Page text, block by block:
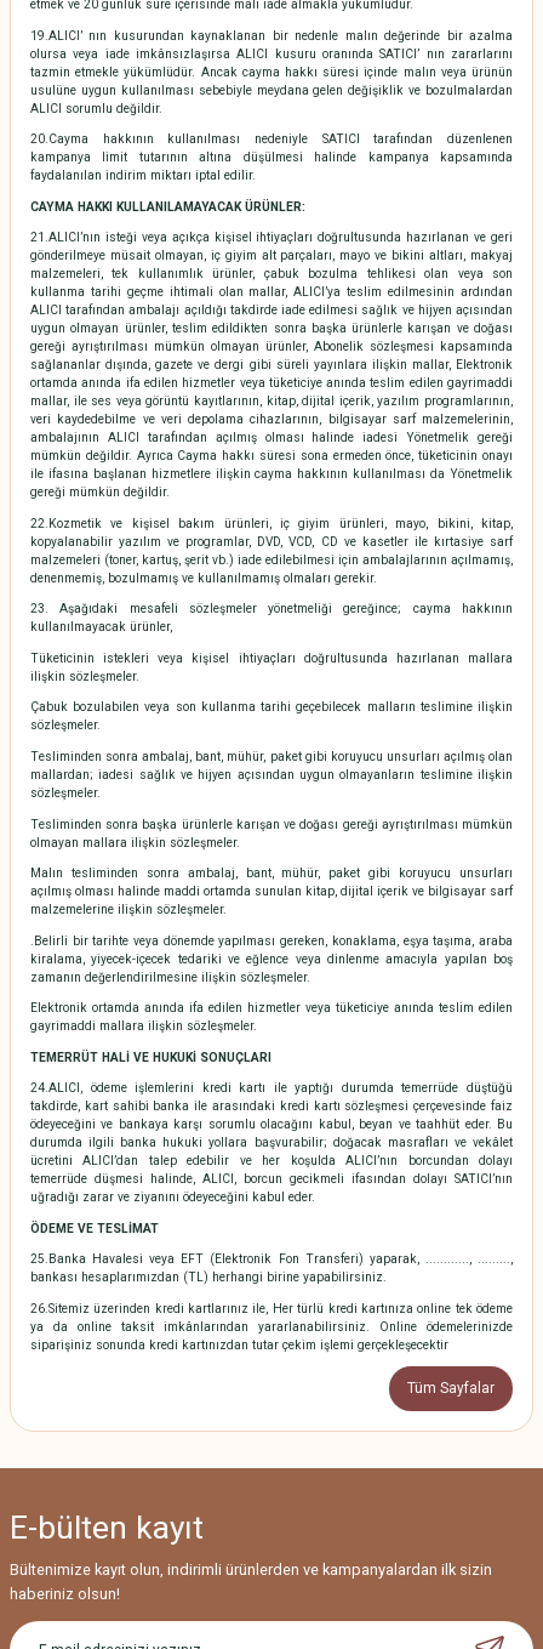
etmek ve 20 günlük süre içerisinde malı iade almakla yükümlüdür.
19.ALICI’ nın kusurundan kaynaklanan bir nedenle malın değerinde bir azalma
olursa veya iade imkânsızlaşırsa ALICI kusuru oranında SATICI’ nın zararlarını
tazmin etmekle yükümlüdür. Ancak cayma hakkı süresi içinde malın veya ürünün
usulüne uygun kullanılması sebebiyle meydana gelen değişiklik ve bozulmalardan
ALICI sorumlu değildir.
20.Cayma hakkının kullanılması nedeniyle SATICI tarafından düzenlenen
kampanya limit tutarının altına düşülmesi halinde kampanya kapsamında
faydalanılan indirim miktarı iptal edilir.
CAYMA HAKKI KULLANILAMAYACAK ÜRÜNLER:
21.ALICI’nın isteği veya açıkça kişisel ihtiyaçları doğrultusunda hazırlanan ve geri
gönderilmeye müsait olmayan, iç giyim alt parçaları, mayo ve bikini altları, makyaj
malzemeleri, tek kullanımlık ürünler, çabuk bozulma tehlikesi olan veya son
kullanma tarihi geçme ihtimali olan mallar, ALICI’ya teslim edilmesinin ardından
ALICI tarafından ambalajı açıldığı takdirde iade edilmesi sağlık ve hijyen açısından
uygun olmayan ürünler, teslim edildikten sonra başka ürünlerle karışan ve doğası
gereği ayrıştırılması mümkün olmayan ürünler, Abonelik sözleşmesi kapsamında
sağlananlar dışında, gazete ve dergi gibi süreli yayınlara ilişkin mallar, Elektronik
ortamda anında ifa edilen hizmetler veya tüketiciye anında teslim edilen gayrimaddi
mallar, ile ses veya görüntü kayıtlarının, kitap, dijital içerik, yazılım programlarının,
veri kaydedebilme ve veri depolama cihazlarının, bilgisayar sarf malzemelerinin,
ambalajının ALICI tarafından açılmış olması halinde iadesi Yönetmelik gereği
mümkün değildir. Ayrıca Cayma hakkı süresi sona ermeden önce, tüketicinin onayı
ile ifasına başlanan hizmetlere ilişkin cayma hakkının kullanılması da Yönetmelik
gereği mümkün değildir.
22.Kozmetik ve kişisel bakım ürünleri, iç giyim ürünleri, mayo, bikini, kitap,
kopyalanabilir yazılım ve programlar, DVD, VCD, CD ve kasetler ile kırtasiye sarf
malzemeleri (toner, kartuş, şerit vb.) iade edilebilmesi için ambalajlarının açılmamış,
denenmemiş, bozulmamış ve kullanılmamış olmaları gerekir.
23. Aşağıdaki mesafeli sözleşmeler yönetmeliği gereğince; cayma hakkının
kullanılmayacak ürünler,
Tüketicinin istekleri veya kişisel ihtiyaçları doğrultusunda hazırlanan mallara
ilişkin sözleşmeler.
Çabuk bozulabilen veya son kullanma tarihi geçebilecek malların teslimine ilişkin
sözleşmeler.
Tesliminden sonra ambalaj, bant, mühür, paket gibi koruyucu unsurları açılmış olan
mallardan; iadesi sağlık ve hijyen açısından uygun olmayanların teslimine ilişkin
sözleşmeler.
Tesliminden sonra başka ürünlerle karışan ve doğası gereği ayrıştırılması mümkün
olmayan mallara ilişkin sözleşmeler.
Malın tesliminden sonra ambalaj, bant, mühür, paket gibi koruyucu unsurları
açılmış olması halinde maddi ortamda sunulan kitap, dijital içerik ve bilgisayar sarf
malzemelerine ilişkin sözleşmeler.
.Belirli bir tarihte veya dönemde yapılması gereken, konaklama, eşya taşıma, araba
kiralama, yiyecek-içecek tedariki ve eğlence veya dinlenme amacıyla yapılan boş
zamanın değerlendirilmesine ilişkin sözleşmeler.
Elektronik ortamda anında ifa edilen hizmetler veya tüketiciye anında teslim edilen
gayrimaddi mallara ilişkin sözleşmeler.
TEMERRÜT HALİ VE HUKUKİ SONUÇLARI
24.ALICI, ödeme işlemlerini kredi kartı ile yaptığı durumda temerrüde düştüğü
takdirde, kart sahibi banka ile arasındaki kredi kartı sözleşmesi çerçevesinde faiz
ödeyeceğini ve bankaya karşı sorumlu olacağını kabul, beyan ve taahhüt eder. Bu
durumda ilgili banka hukuki yollara başvurabilir; doğacak masrafları ve vekâlet
ücretini ALICI’dan talep edebilir ve her koşulda ALICI’nın borcundan dolayı
temerrüde düşmesi halinde, ALICI, borcun gecikmeli ifasından dolayı SATICI’nın
uğradığı zarar ve ziyanını ödeyeceğini kabul eder.
ÖDEME VE TESLİMAT
25.Banka Havalesi veya EFT (Elektronik Fon Transferi) yaparak, ............, .........,
bankası hesaplarımızdan (TL) herhangi birine yapabilirsiniz.
26.Sitemiz üzerinden kredi kartlarınız ile, Her türlü kredi kartınıza online tek ödeme
ya da online taksit imkânlarından yararlanabilirsiniz. Online ödemelerinizde
siparişiniz sonunda kredi kartınızdan tutar çekim işlemi gerçekleşecektir
Tüm Sayfalar
E-bülten kayıt
Bültenimize kayıt olun, indirimli ürünlerden ve kampanyalardan ilk sizin
haberiniz olsun!